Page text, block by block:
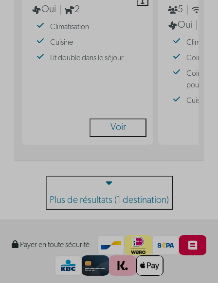
Oui
2
Climatisation
Cuisine
Lit double dans le séjour
Voir
5
Oui
Coin nuit
Coin nuit
pour 3
Cuisine
Plus de résultats (1 destination)
Payer en toute sécurité